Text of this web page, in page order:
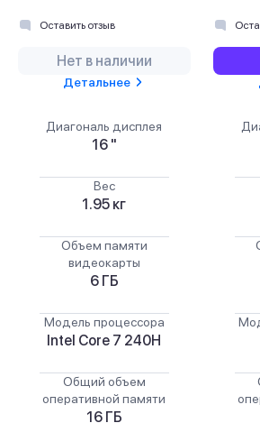
Оставить отзыв
Нет в наличии
Детальнее
Диагональ дисплея
16 "
Вес
1.95 кг
Объем памяти
видеокарты
6 ГБ
Модель процессора
Intel Core 7 240H
Общий объем
оперативной памяти
16 ГБ